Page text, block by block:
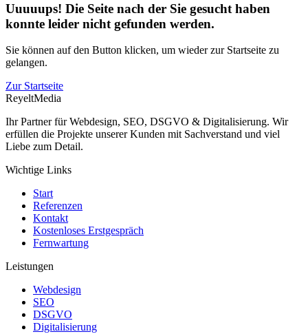
Uuuuups! Die Seite nach der Sie gesucht haben
konnte leider nicht gefunden werden.
Sie können auf den Button klicken, um wieder zur Startseite zu
gelangen.
Zur Startseite
ReyeltMedia
Ihr Partner für Webdesign, SEO, DSGVO & Digitalisierung. Wir
erfüllen die Projekte unserer Kunden mit Sachverstand und viel
Liebe zum Detail.
Wichtige Links
Start
Referenzen
Kontakt
Kostenloses Erstgespräch
Fernwartung
Leistungen
Webdesign
SEO
DSGVO
Digitalisierung